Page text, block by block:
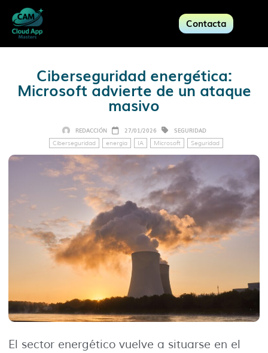
Contacta
Ciberseguridad energética:
Microsoft advierte de un ataque
masivo
REDACCIÓN 27/01/2026 SEGURIDAD
Ciberseguridad energía IA Microsoft Seguridad
El sector energético vuelve a situarse en el